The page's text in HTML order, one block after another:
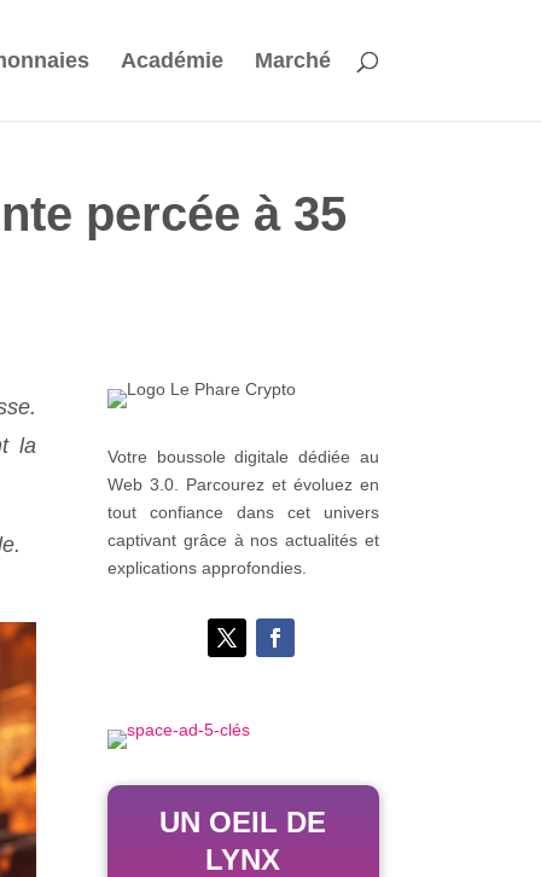
Académie Marché
percée à 35
la
Votre boussole digitale dédiée au
Web 3.0. Parcourez et évoluez en
tout confiance dans cet univers
captivant grâce à nos actualités et
explications approfondies.
UN OEIL DE
LYNX